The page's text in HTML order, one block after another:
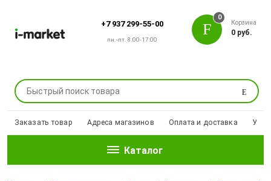
+7 937 299-55-00
пн.-пт. 8:00-17:00
Поиск
0
Корзина
0 руб.
Заказать товар Адреса магазинов Оплата и доставка
Каталог